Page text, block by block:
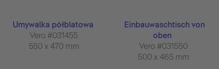
Umywalka półblatowa
Vero #031455
550 x 470 mm
Einbauwaschtisch von
oben
Vero #031550
500 x 465 mm